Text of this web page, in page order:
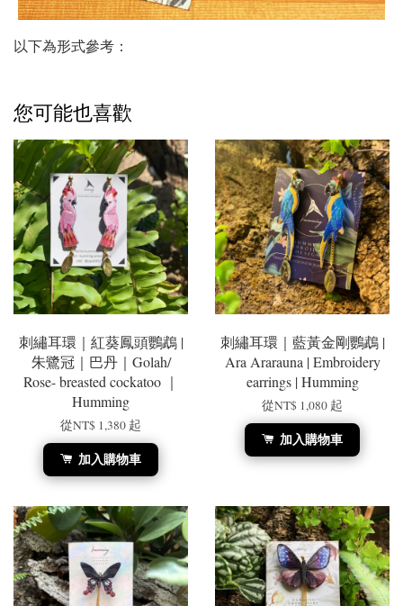
以下為形式參考：
您可能也喜歡
刺繡耳環｜紅葵鳳頭鸚鵡 |
朱鷺冠｜巴丹｜Golah/
Rose- breasted cockatoo ｜
Humming
從NT$ 1,380 起
加入購物車
刺繡耳環｜藍黃金剛鸚鵡 |
Ara Ararauna | Embroidery
earrings | Humming
從NT$ 1,080 起
加入購物車